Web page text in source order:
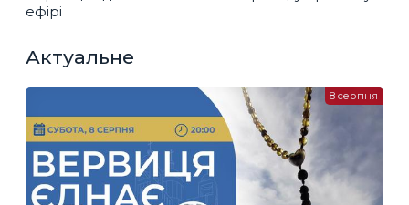
ефірі
Актуальне
8 серпня